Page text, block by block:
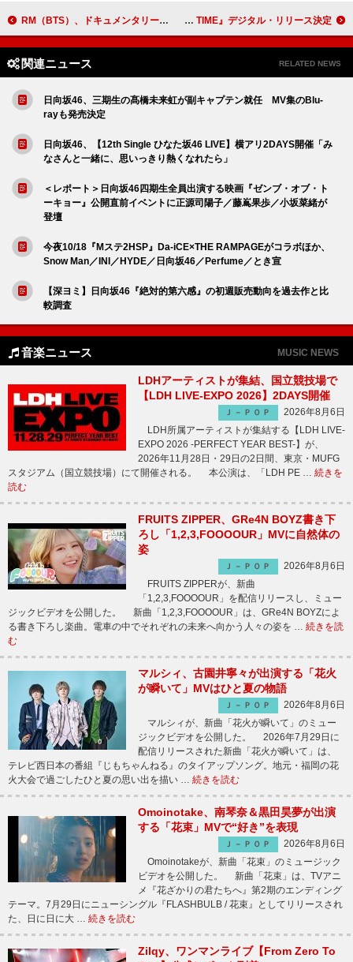
RM（BTS）、ドキュメンタリー映画『RM: Right People, Wrong Place』本編内未公開となるインタビュー映像公開 Wez Atlas、ニューEP『ABOUT TIME』デジタル・リリース決定
関連ニュース RELATED NEWS
日向坂46、三期生の髙橋未来虹が副キャプテン就任 MV集のBlu-
rayも発売決定
日向坂46、【12th Single ひなた坂46 LIVE】横アリ2DAYS開催「み
なさんと一緒に、思いっきり熱くなれたら」
＜レポート＞日向坂46四期生全員出演する映画『ゼンブ・オブ・ト
ーキョー』公開直前イベントに正源司陽子／藤嶌果歩／小坂菜緒が
登壇
今夜10/18『Mステ2HSP』Da-iCE×THE RAMPAGEがコラボほか、
Snow Man／INI／HYDE／日向坂46／Perfume／とき宣
【深ヨミ】日向坂46『絶対的第六感』の初週販売動向を過去作と比
較調査
音楽ニュース MUSIC NEWS
LDHアーティストが集結、国立競技場で
【LDH LIVE-EXPO 2026】2DAYS開催
Ｊ－ＰＯＰ
2026年8月6日
LDH所属アーティストが集結する【LDH LIVE-
EXPO 2026 -PERFECT YEAR BEST-】が、
2026年11月28日・29日の2日間、東京・MUFG
スタジアム（国立競技場）にて開催される。 本公演は、「LDH PE … 続きを
読む
FRUITS ZIPPER、GRe4N BOYZ書き下
ろし「1,2,3,FOOOOUR」MVに自然体の
姿
Ｊ－ＰＯＰ
2026年8月6日
FRUITS ZIPPERが、新曲
「1,2,3,FOOOOUR」を配信リリースし、ミュー
ジックビデオを公開した。 新曲「1,2,3,FOOOOUR」は、GRe4N BOYZによ
る書き下ろし楽曲。電車の中でそれぞれの未来へ向かう人々の姿を … 続きを読
む
マルシィ、古園井寧々が出演する「花火
が瞬いて」MVはひと夏の物語
Ｊ－ＰＯＰ
2026年8月6日
マルシィが、新曲「花火が瞬いて」のミュー
ジックビデオを公開した。 2026年7月29日に
配信リリースされた新曲「花火が瞬いて」は、
テレビ西日本の番組『じもちゃんねる』のタイアップソング。地元・福岡の花
火大会で過ごしたひと夏の思い出を描い … 続きを読む
Omoinotake、南琴奈＆黒田昊夢が出演
する「花束」MVで“好き”を表現
Ｊ－ＰＯＰ
2026年8月6日
Omoinotakeが、新曲「花束」のミュージック
ビデオを公開した。 新曲「花束」は、TVアニ
メ『花ざかりの君たちへ』第2期のエンディング
テーマ。7月29日にニューシングル『FLASHBULB / 花束』としてリリースされ
た、日に日に大 … 続きを読む
Zilqy、ワンマンライブ【From Zero To